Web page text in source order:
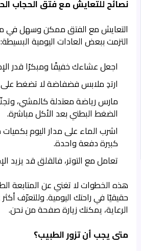
نصائح للتعايش مع فتق الحجاب
التعايش مع الفتق ممكن وسهل في
التزمت ببعض العادات اليومية البسيطة:
اجعل عشاءك خفيفًا ومبكرًا قدر
ارتدِ ملابس فضفاضة لا تضغط على
مارس رياضة معتدلة كالمشي،
الضغط البطني بعد الأكل مباشرة.
اشرب الماء على مدار اليوم
كبيرة دفعة واحدة.
تعامل مع التوتر، فالقلق قد يزيد
هذه الخطوات لا تغني عن المتابعة
حقيقيًا في راحتك اليومية. وللتعرّف
الرعاية، يمكنك زيارة صفحةمن نحن.
متى يجب أن تزور الطبيب؟